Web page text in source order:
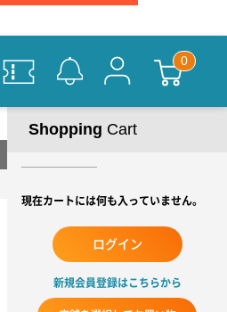
Shopping Cart
現在カートには何も入っていません。
ログイン
新規会員登録はこちらから